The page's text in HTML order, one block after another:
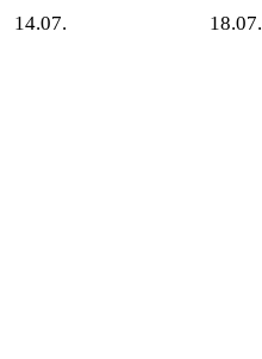
14.07. 18.07.